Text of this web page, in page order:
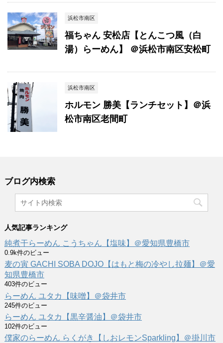
浜松市南区
福ちゃん 安松店【とんこつ風（白
湯）らーめん】 ＠浜松市南区安松町
浜松市南区
ホルモン 勝美【ランチセット】＠浜
松市南区老間町
ブログ内検索
人気記事ランキング
純煮干らーめん こうちゃん【塩味】＠愛知県豊橋市
0.9k件のビュー
麦の寅 GACHI SOBA DOJO【はもと梅の冷やし拉麺】＠愛
知県豊橋市
403件のビュー
らーめん ユタカ【味噌】＠袋井市
245件のビュー
らーめん ユタカ【黒辛醤油】＠袋井市
102件のビュー
僕家のらーめん らくがき【しおレモンSparkling】＠掛川市